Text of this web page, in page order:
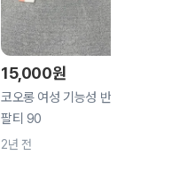
15,000원
코오롱 여성 기능성 반집업 긴
팔티 90
2년 전